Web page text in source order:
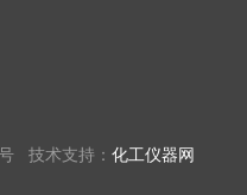
技术支持： 化工仪器网